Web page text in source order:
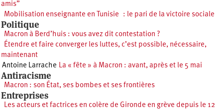
amis”
Mobilisation enseignante en Tunisie : le pari de la victoire sociale
Politique
Macron à Berd’huis : vous avez dit contestation ?
Étendre et faire converger les luttes, c’est possible, nécessaire,
maintenant
Antoine Larrache La « fête » à Macron : avant, après et le 5 mai
Antiracisme
Macron : son État, ses bombes et ses frontières
Entreprises
Les acteurs et factrices en colère de Gironde en grève depuis le 12